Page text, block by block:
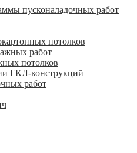
пусконаладочных работ
потолков
работ
потолков
ГКЛ-конструкций
работ